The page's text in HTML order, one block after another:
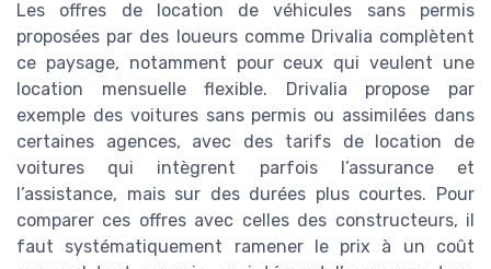
Les offres de location de véhicules sans permis
proposées par des loueurs comme Drivalia complètent
ce paysage, notamment pour ceux qui veulent une
location mensuelle flexible. Drivalia propose par
exemple des voitures sans permis ou assimilées dans
certaines agences, avec des tarifs de location de
voitures qui intègrent parfois l’assurance et
l’assistance, mais sur des durées plus courtes. Pour
comparer ces offres avec celles des constructeurs, il
faut systématiquement ramener le prix à un coût